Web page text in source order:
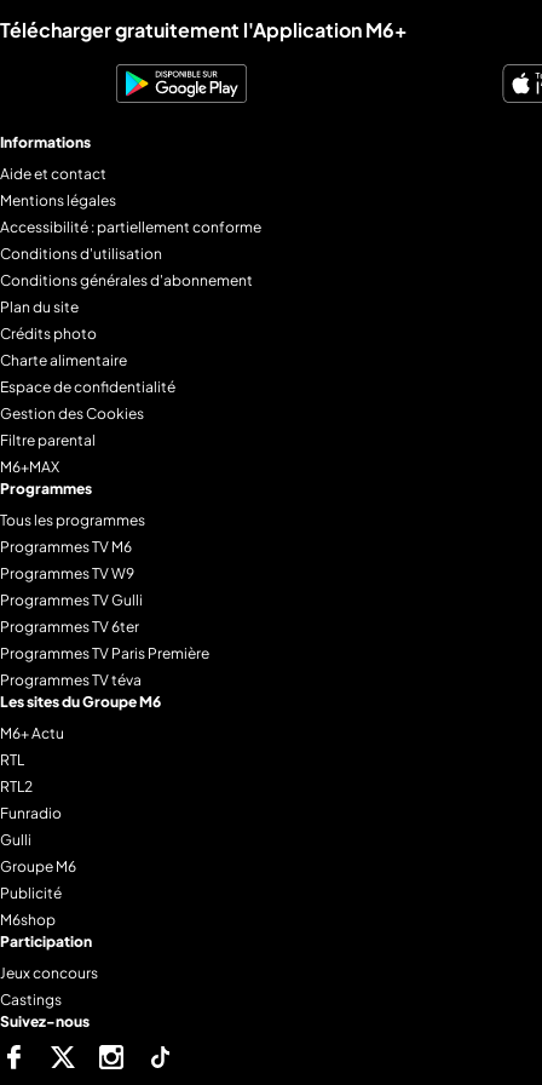
Liens utiles M6+.
Télécharger gratuitement l'Application M6+
Informations
Aide et contact
Mentions légales
Accessibilité : partiellement conforme
Conditions d'utilisation
Conditions générales d'abonnement
Plan du site
Crédits photo
Charte alimentaire
Espace de confidentialité
Gestion des Cookies
Filtre parental
M6+MAX
Programmes
Tous les programmes
Programmes TV M6
Programmes TV W9
Programmes TV Gulli
Programmes TV 6ter
Programmes TV Paris Première
Programmes TV téva
Les sites du Groupe M6
M6+ Actu
RTL
RTL2
Funradio
Gulli
Groupe M6
Publicité
M6shop
Participation
Jeux concours
Castings
Suivez-nous
FacebookTwitter Instagram